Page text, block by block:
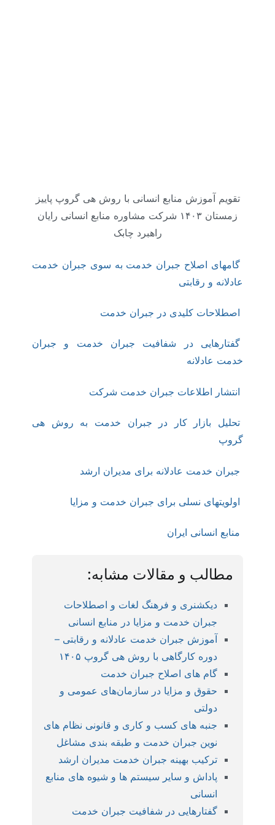
تقویم آموزش منابع انسانی با روش هی گروپ پاییز
زمستان ۱۴۰۳ شرکت مشاوره منابع انسانی رایان
راهبرد چابک
گامهای اصلاح جبران خدمت به سوی جبران خدمت
عادلانه و رقابتی
اصطلاحات کلیدی در جبران خدمت
گفتارهایی در شفافیت جبران خدمت و جبران
خدمت عادلانه
انتشار اطلاعات جبران خدمت شرکت
تحلیل بازار کار در جبران خدمت به روش هی
گروپ
جبران خدمت عادلانه برای مدیران ارشد
اولویتهای نسلی برای جبران خدمت و مزایا
منابع انسانی ایران
مطالب و مقالات مشابه:
دیکشنری و فرهنگ لغات و اصطلاحات
جبران خدمت و مزایا در منابع انسانی
آموزش جبران خدمت عادلانه و رقابتی –
دوره کارگاهی با روش هی گروپ ۱۴۰۵
گام های اصلاح جبران خدمت
حقوق و مزایا در سازمان‌های عمومی و
دولتی
جنبه های کسب و کاری و قانونی نظام های
نوین جبران خدمت و طبقه بندی مشاغل
ترکیب بهینه جبران خدمت مدیران ارشد
پاداش و سایر سیستم ها و شیوه های منابع
انسانی
گفتارهایی در شفافیت جبران خدمت